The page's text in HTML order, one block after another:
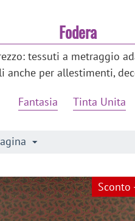
Fodera
tessuti a metraggio
per allestimenti,
Fantasia Tinta Unita
Sconto